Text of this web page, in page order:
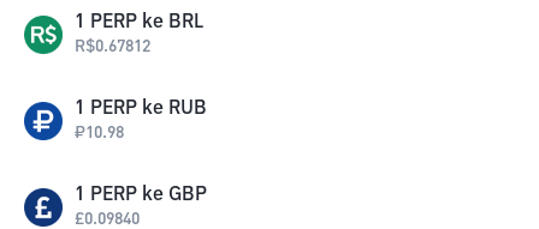
1 PERP ke BRL
R$0.67812
1 PERP ke RUB
₽10.98
1 PERP ke GBP
£0.09840